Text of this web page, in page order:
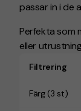
passar in i de
Perfekta som
eller
Filtrering
Färg (3 st)